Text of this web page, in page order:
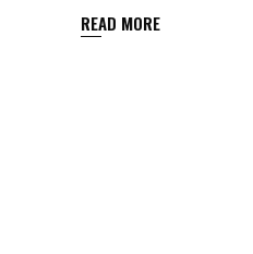
READ MORE